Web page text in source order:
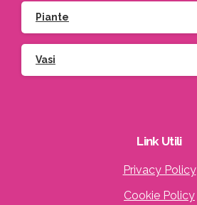
Piante
Vasi
Link Utili
Privacy Policy
Cookie Policy